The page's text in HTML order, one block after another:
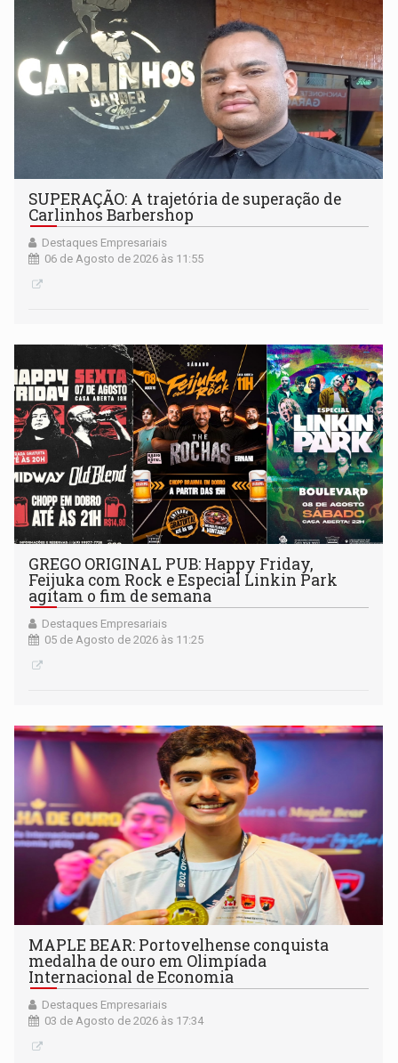
SUPERAÇÃO: A trajetória de superação de
Carlinhos Barbershop
Destaques Empresariais
06 de Agosto de 2026 às 11:55
GREGO ORIGINAL PUB: Happy Friday,
Feijuka com Rock e Especial Linkin Park
agitam o fim de semana
Destaques Empresariais
05 de Agosto de 2026 às 11:25
MAPLE BEAR: Portovelhense conquista
medalha de ouro em Olimpíada
Internacional de Economia
Destaques Empresariais
03 de Agosto de 2026 às 17:34